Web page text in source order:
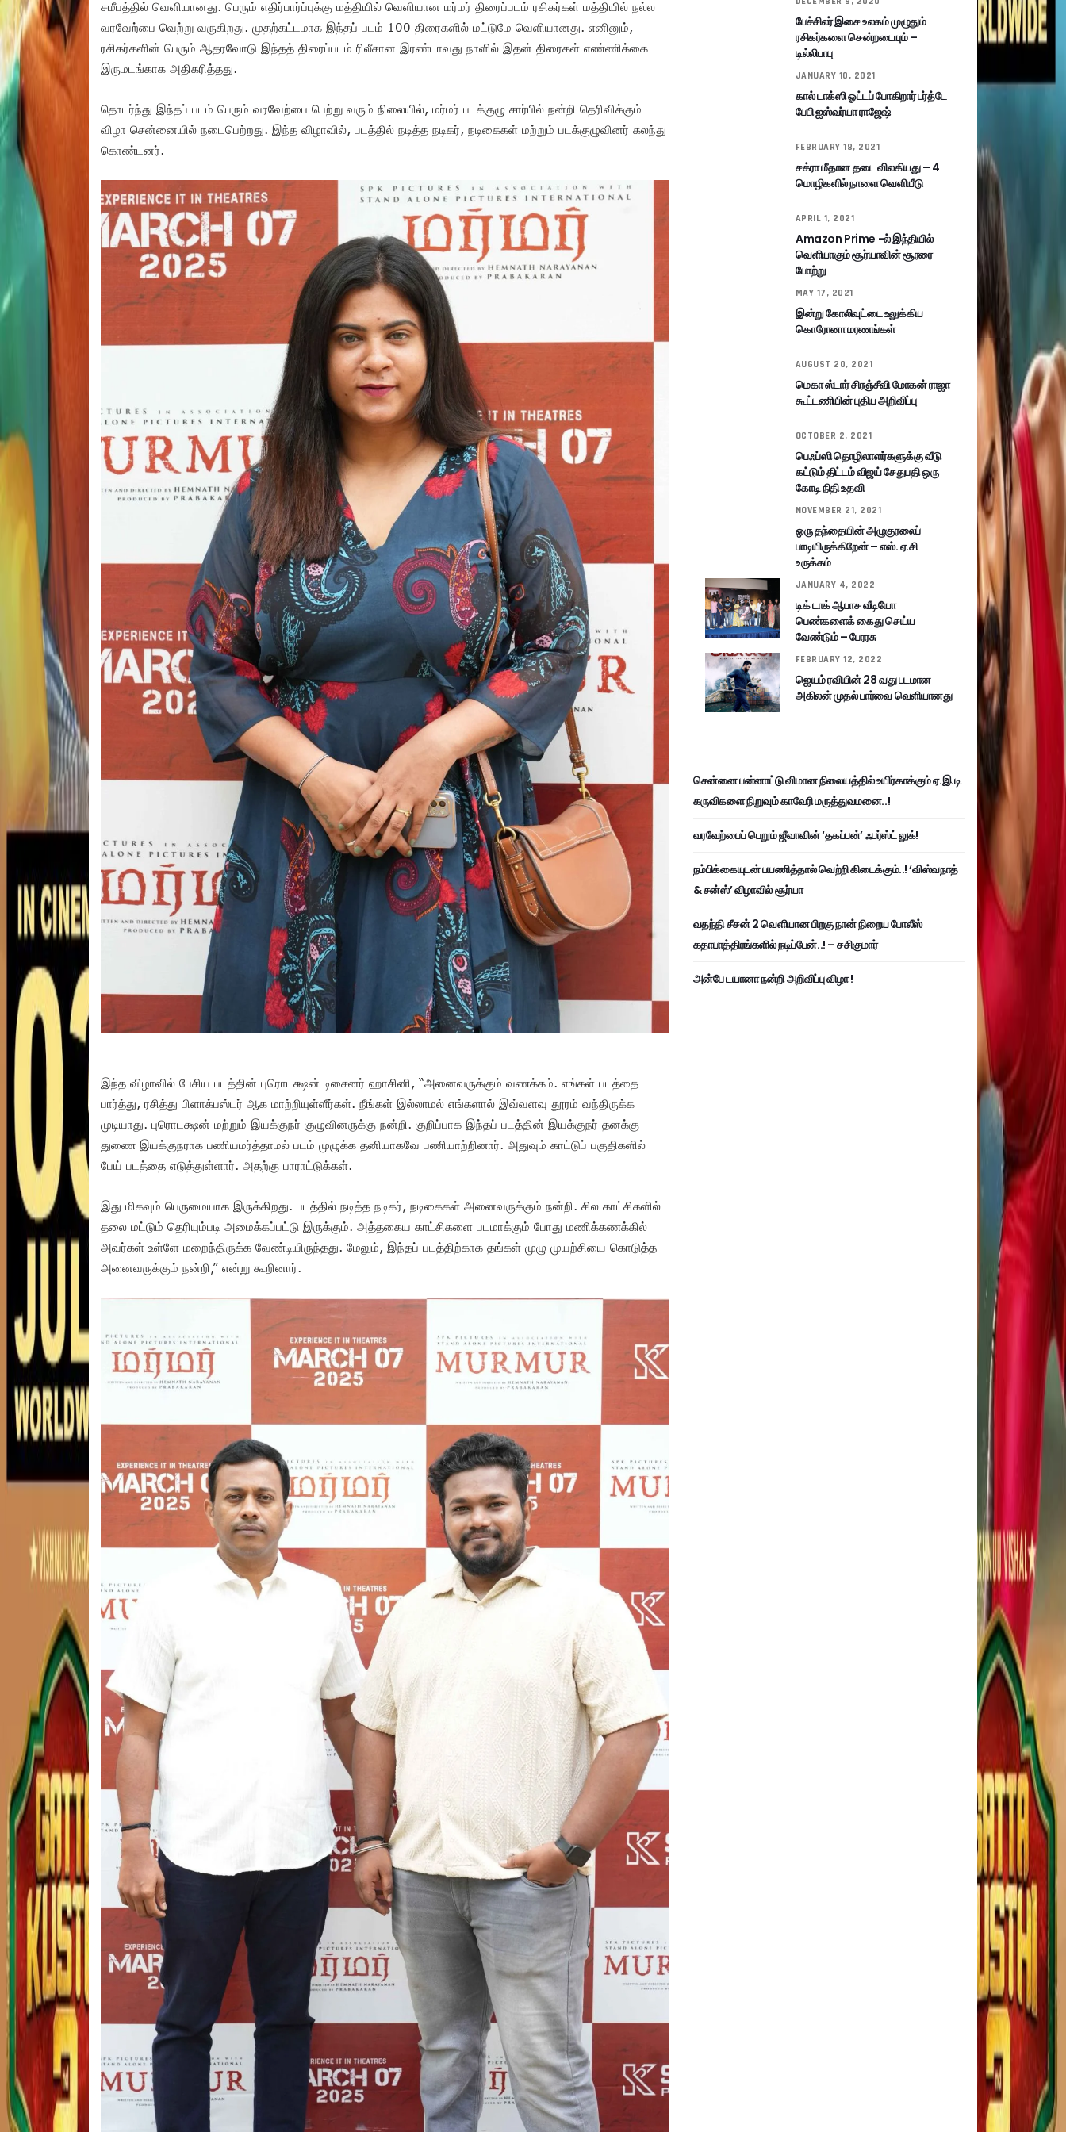
சமீபத்தில் வெளியானது. பெரும் எதிர்பார்ப்புக்கு மத்தியில் வெளியான மர்மர் திரைப்படம் ரசிகர்கள் மத்தியில் நல்ல
வரவேற்பை வெற்று வருகிறது. முதற்கட்டமாக இந்தப் படம் 100 திரைகளில் மட்டுமே வெளியானது. எனினும்,
ரசிகர்களின் பெரும் ஆதரவோடு இந்தத் திரைப்படம் ரிலீசான இரண்டாவது நாளில் இதன் திரைகள் எண்ணிக்கை
இருமடங்காக அதிகரித்தது.
தொடர்ந்து இந்தப் படம் பெரும் வரவேற்பை பெற்று வரும் நிலையில், மர்மர் படக்குழு சார்பில் நன்றி தெரிவிக்கும்
விழா சென்னையில் நடைபெற்றது. இந்த விழாவில், படத்தில் நடித்த நடிகர், நடிகைகள் மற்றும் படக்குழுவினர் கலந்து
கொண்டனர்.
இந்த விழாவில் பேசிய படத்தின் புரொடக்ஷன் டிசைனர் ஹாசினி, “அனைவருக்கும் வணக்கம். எங்கள் படத்தை
பார்த்து, ரசித்து பிளாக்பஸ்டர் ஆக மாற்றியுள்ளீர்கள். நீங்கள் இல்லாமல் எங்களால் இவ்வளவு தூரம் வந்திருக்க
முடியாது. புரொடக்ஷன் மற்றும் இயக்குநர் குழுவினருக்கு நன்றி. குறிப்பாக இந்தப் படத்தின் இயக்குநர் தனக்கு
துணை இயக்குநராக பணியமர்த்தாமல் படம் முழுக்க தனியாகவே பணியாற்றினார். அதுவும் காட்டுப் பகுதிகளில்
பேய் படத்தை எடுத்துள்ளார். அதற்கு பாராட்டுக்கள்.
இது மிகவும் பெருமையாக இருக்கிறது. படத்தில் நடித்த நடிகர், நடிகைகள் அனைவருக்கும் நன்றி. சில காட்சிகளில்
தலை மட்டும் தெரியும்படி அமைக்கப்பட்டு இருக்கும். அத்தகைய காட்சிகளை படமாக்கும் போது மணிக்கணக்கில்
அவர்கள் உள்ளே மறைந்திருக்க வேண்டியிருந்தது. மேலும், இந்தப் படத்திற்காக தங்கள் முழு முயற்சியை கொடுத்த
அனைவருக்கும் நன்றி,” என்று கூறினார்.
பேச்சிலர் இசை உலகம் முழுதும்
ரசிகர்களை சென்றடையும் –
டில்லிபாபு
JANUARY 10, 2021
கால் டாக்ஸி ஓட்டப் போகிறார் பர்த்டே
பேபி ஐஸ்வர்யா ராஜேஷ்
FEBRUARY 18, 2021
சக்ரா மீதான தடை விலகியது – 4
மொழிகளில் நாளை வெளியீடு
APRIL 1, 2021
Amazon Prime -ல் இந்தியில்
வெளியாகும் சூர்யாவின் சூரரை
போற்று
MAY 17, 2021
இன்று கோலிவுட்டை உலுக்கிய
கொரோனா மரணங்கள்
AUGUST 20, 2021
மெகா ஸ்டார் சிரஞ்சீவி மோகன் ராஜா
கூட்டணியின் புதிய அறிவிப்பு
OCTOBER 2, 2021
பெஃப்ஸி தொழிலாளர்களுக்கு வீடு
கட்டும் திட்டம் விஜய் சேதுபதி ஒரு
கோடி நிதி உதவி
NOVEMBER 21, 2021
ஒரு தந்தையின் அழுகுரலைப்
பாடியிருக்கிறேன் – எஸ். ஏ.சி
உருக்கம்
JANUARY 4, 2022
டிக் டாக் ஆபாச வீடியோ
பெண்களைக் கைது செய்ய
வேண்டும் – பேரரசு
FEBRUARY 12, 2022
ஜெயம் ரவியின் 28 வது படமான
அகிலன் முதல் பார்வை வெளியானது
சென்னை பன்னாட்டு விமான நிலையத்தில் உயிர்காக்கும் ஏ.இ.டி
கருவிகளை நிறுவும் காவேரி மருத்துவமனை..!
வரவேற்பைப் பெறும் ஜீவாவின் ‘தகப்பன்’ ஃபர்ஸ்ட் லுக்!
நம்பிக்கையுடன் பயணித்தால் வெற்றி கிடைக்கும்..! ‘விஸ்வநாத்
& சன்ஸ்’ விழாவில் சூர்யா
வதந்தி சீசன் 2 வெளியான பிறகு நான் நிறைய போலீஸ்
கதாபாத்திரங்களில் நடிப்பேன்..! – சசிகுமார்
அன்பே டயானா நன்றி அறிவிப்பு விழா !